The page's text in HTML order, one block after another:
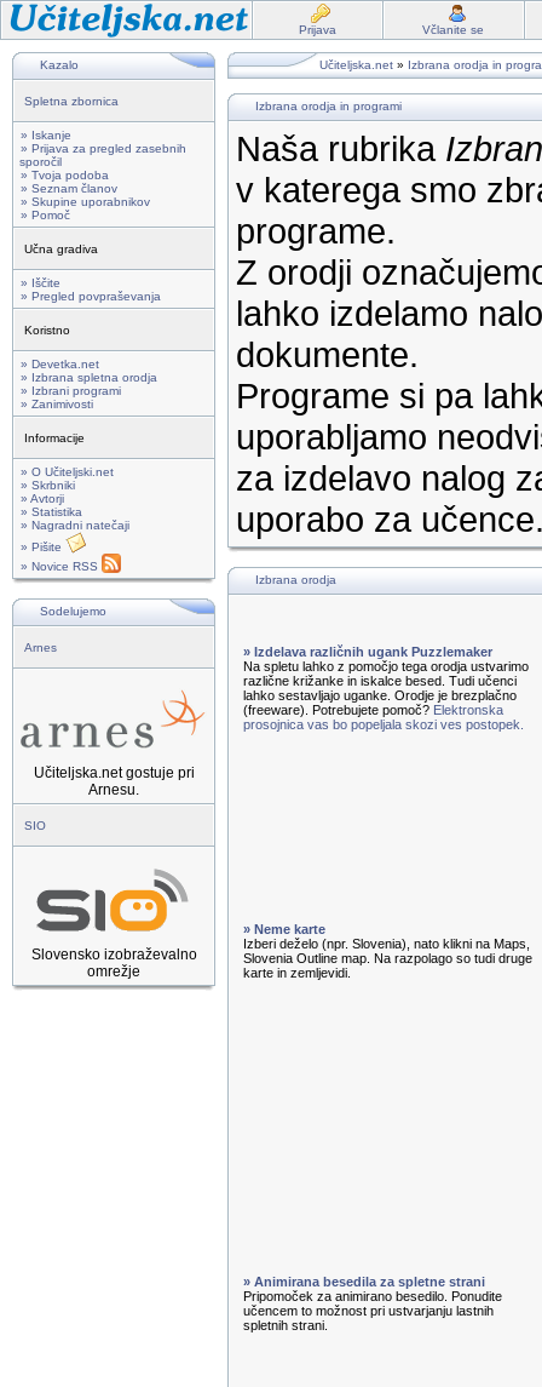
Prijava Včlanite se
Kazalo
Spletna zbornica
» Iskanje
» Prijava za pregled zasebnih
sporočil
» Tvoja podoba
» Seznam članov
» Skupine uporabnikov
» Pomoč
Učna gradiva
» Iščite
» Pregled povpraševanja
Koristno
» Devetka.net
» Izbrana spletna orodja
» Izbrani programi
» Zanimivosti
Informacije
» O Učiteljski.net
» Skrbniki
» Avtorji
» Statistika
» Nagradni natečaji
» Pišite
» Novice RSS
Sodelujemo
Arnes
Učiteljska.net gostuje pri
Arnesu.
SIO
Slovensko izobraževalno
omrežje
Učiteljska.net » Izbrana orodja in
Izbrana orodja in programi
Naša rubrika
v katerega smo
programe.
Z orodji
lahko izdelamo
dokumente.
Programe si pa
uporabljamo
za izdelavo nalog
uporabo za
Izbrana orodja
» Izdelava različnih ugank Puzzlemaker
Na spletu lahko z pomočjo tega orodja ustvarimo
različne križanke in iskalce besed. Tudi učenci
lahko sestavljajo uganke. Orodje je brezplačno
(freeware). Potrebujete pomoč? Elektronska
prosojnica vas bo popeljala skozi ves postopek.
» Neme karte
Izberi deželo (npr. Slovenia), nato klikni na Maps,
Slovenia Outline map. Na razpolago so tudi druge
karte in zemljevidi.
» Animirana besedila za spletne strani
Pripomoček za animirano besedilo. Ponudite
učencem to možnost pri ustvarjanju lastnih
spletnih strani.